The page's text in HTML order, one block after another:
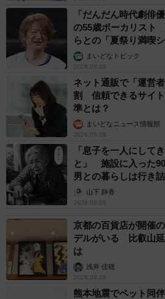
「だんだん時代劇俳
の55歳ボーカリスト
らとの「夏祭り満喫
まいどなトピック
2026.08.08
ネット通販で「運営
割 信頼できるサイ
準とは？
まいどなニュース情報部
2026.08.08
「息子を一人にして
と」 施設に入った
男との暮らしは行き
から】山下 静香
2026.08.08
京都の百貨店が開催
デルがいる 比叡山延
は
浅井 佳穂
2026.08.08
熊本地震でペット同